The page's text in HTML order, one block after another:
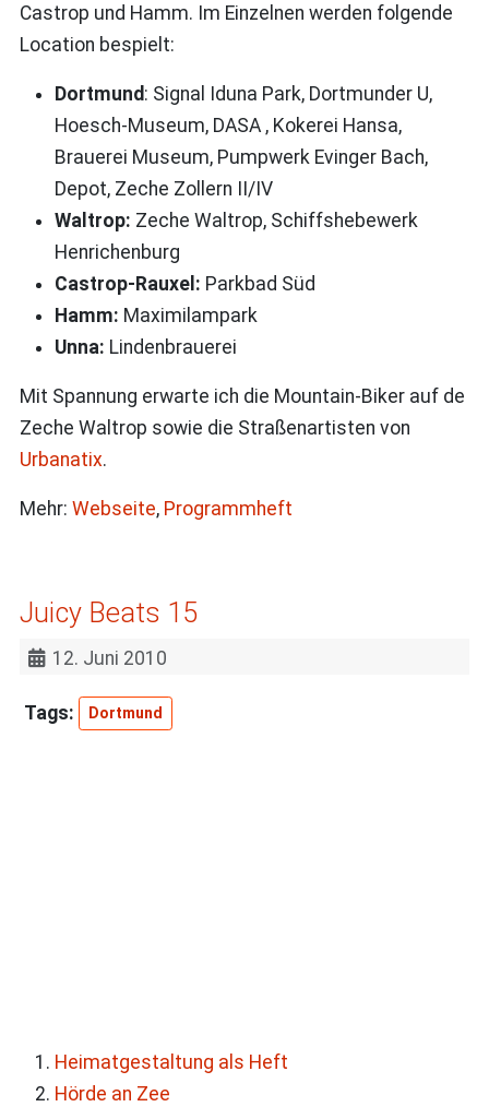
Castrop und Hamm. Im Einzelnen werden folgende
Location bespielt:
Dortmund: Signal Iduna Park, Dortmunder U,
Hoesch-Museum, DASA , Kokerei Hansa,
Brauerei Museum, Pumpwerk Evinger Bach,
Depot, Zeche Zollern II/IV
Waltrop: Zeche Waltrop, Schiffshebewerk
Henrichenburg
Castrop-Rauxel: Parkbad Süd
Hamm: Maximilampark
Unna: Lindenbrauerei
Mit Spannung erwarte ich die Mountain-Biker auf de
Zeche Waltrop sowie die Straßenartisten von
Urbanatix.
Mehr: Webseite, Programmheft
Juicy Beats 15
12. Juni 2010
Dortmund
Heimatgestaltung als Heft
Hörde an Zee